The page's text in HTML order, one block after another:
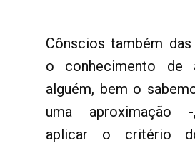
Cônscios também
o conhecimento de
alguém, bem o
uma aproximação
aplicar o critério